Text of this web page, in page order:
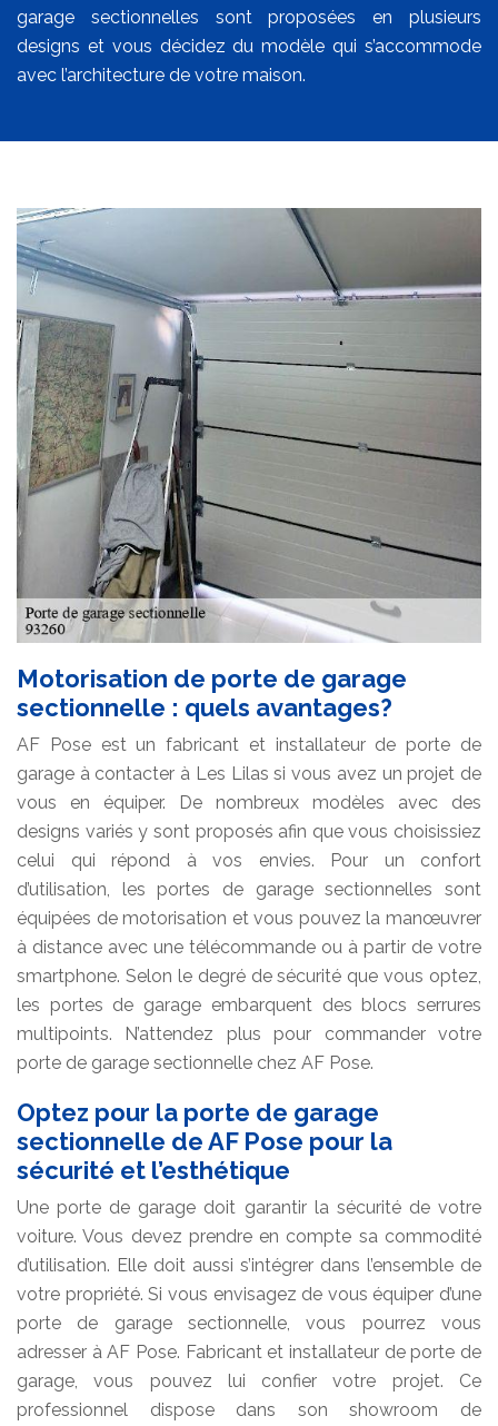
garage sectionnelles sont proposées en plusieurs
designs et vous décidez du modèle qui s’accommode
avec l’architecture de votre maison.
Motorisation de porte de garage
sectionnelle : quels avantages?
AF Pose est un fabricant et installateur de porte de
garage à contacter à Les Lilas si vous avez un projet de
vous en équiper. De nombreux modèles avec des
designs variés y sont proposés afin que vous choisissiez
celui qui répond à vos envies. Pour un confort
d’utilisation, les portes de garage sectionnelles sont
équipées de motorisation et vous pouvez la manœuvrer
à distance avec une télécommande ou à partir de votre
smartphone. Selon le degré de sécurité que vous optez,
les portes de garage embarquent des blocs serrures
multipoints. N’attendez plus pour commander votre
porte de garage sectionnelle chez AF Pose.
Optez pour la porte de garage
sectionnelle de AF Pose pour la
sécurité et l’esthétique
Une porte de garage doit garantir la sécurité de votre
voiture. Vous devez prendre en compte sa commodité
d’utilisation. Elle doit aussi s’intégrer dans l’ensemble de
votre propriété. Si vous envisagez de vous équiper d’une
porte de garage sectionnelle, vous pourrez vous
adresser à AF Pose. Fabricant et installateur de porte de
garage, vous pouvez lui confier votre projet. Ce
professionnel dispose dans son showroom de